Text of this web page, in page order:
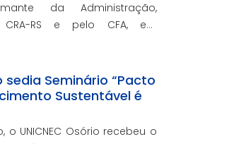
da Administração,
RS e pelo CFA, em
no Brasil.
sedia Seminário “Pacto
Sustentável é
o UNICNEC Osório recebeu o